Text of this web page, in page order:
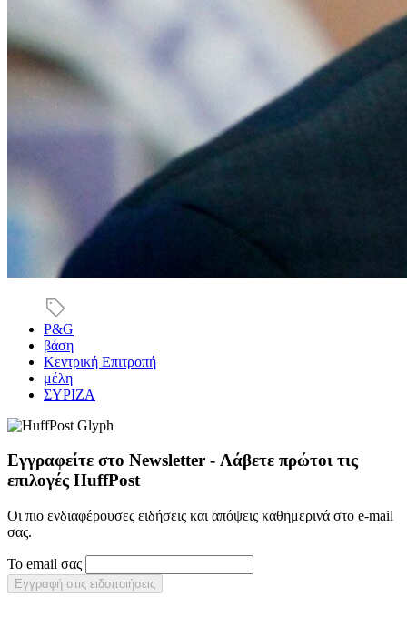
P&G
βάση
Κεντρική Επιτροπή
μέλη
ΣΥΡΙΖΑ
Εγγραφείτε στο Newsletter - Λάβετε πρώτοι τις
επιλογές HuffPost
Οι πιο ενδιαφέρουσες ειδήσεις και απόψεις καθημερινά στο e-mail
σας.
Το email σας
Εγγραφή στις ειδοποιήσεις